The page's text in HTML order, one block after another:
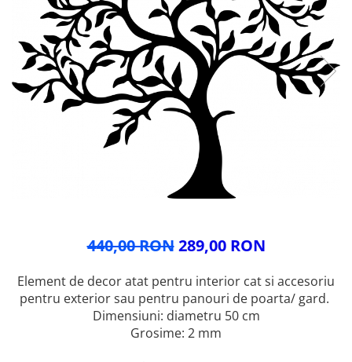
Glisiere / feronerii
Feroneriile PergoLino®
Glisiere din aluminiu
Glisiere compozit HDPE
Accesorii
440,00 RON 289,00 RON
Element de decor atat pentru interior cat si accesoriu
pentru exterior sau pentru panouri de poarta/ gard.
Dimensiuni: diametru 50 cm
Grosime: 2 mm